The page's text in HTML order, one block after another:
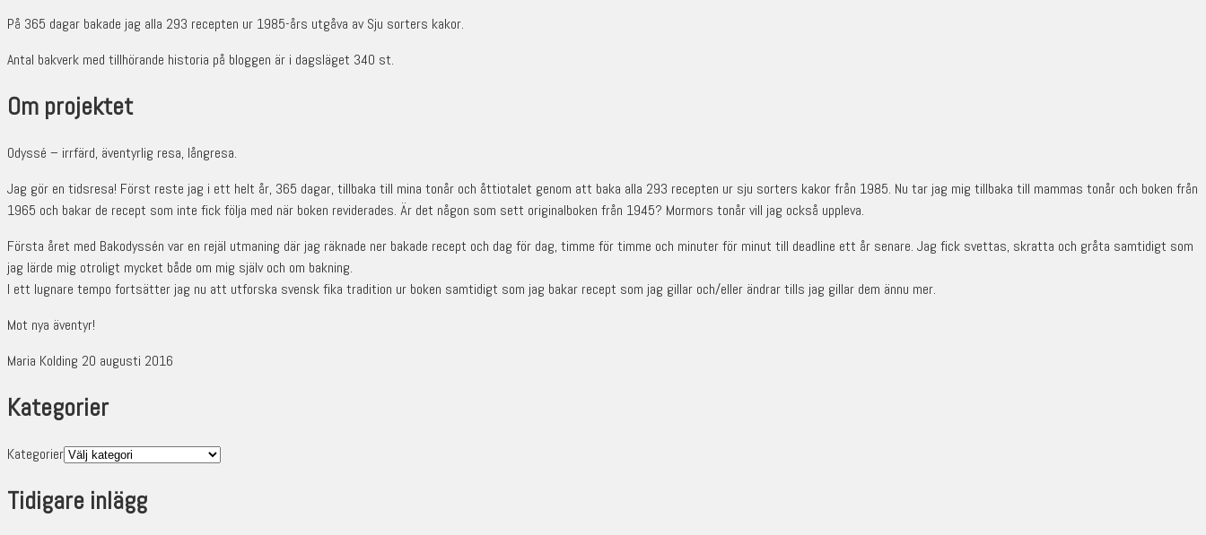
På 365 dagar bakade jag alla 293 recepten ur 1985-års utgåva av Sju sorters kakor.
Antal bakverk med tillhörande historia på bloggen är i dagsläget 340 st.
Om projektet
Odyssé – irrfärd, äventyrlig resa, långresa.
Jag gör en tidsresa! Först reste jag i ett helt år, 365 dagar, tillbaka till mina tonår och åttiotalet genom att baka alla 293 recepten ur sju sorters kakor från 1985. Nu tar jag mig tillbaka till mammas tonår och boken från
1965 och bakar de recept som inte fick följa med när boken reviderades. Är det någon som sett originalboken från 1945? Mormors tonår vill jag också uppleva.
Första året med Bakodyssén var en rejäl utmaning där jag räknade ner bakade recept och dag för dag, timme för timme och minuter för minut till deadline ett år senare. Jag fick svettas, skratta och gråta samtidigt som
jag lärde mig otroligt mycket både om mig själv och om bakning.
I ett lugnare tempo fortsätter jag nu att utforska svensk fika tradition ur boken samtidigt som jag bakar recept som jag gillar och/eller ändrar tills jag gillar dem ännu mer.
Mot nya äventyr!
Maria Kolding 20 augusti 2016
Kategorier
Kategorier
Tidigare inlägg